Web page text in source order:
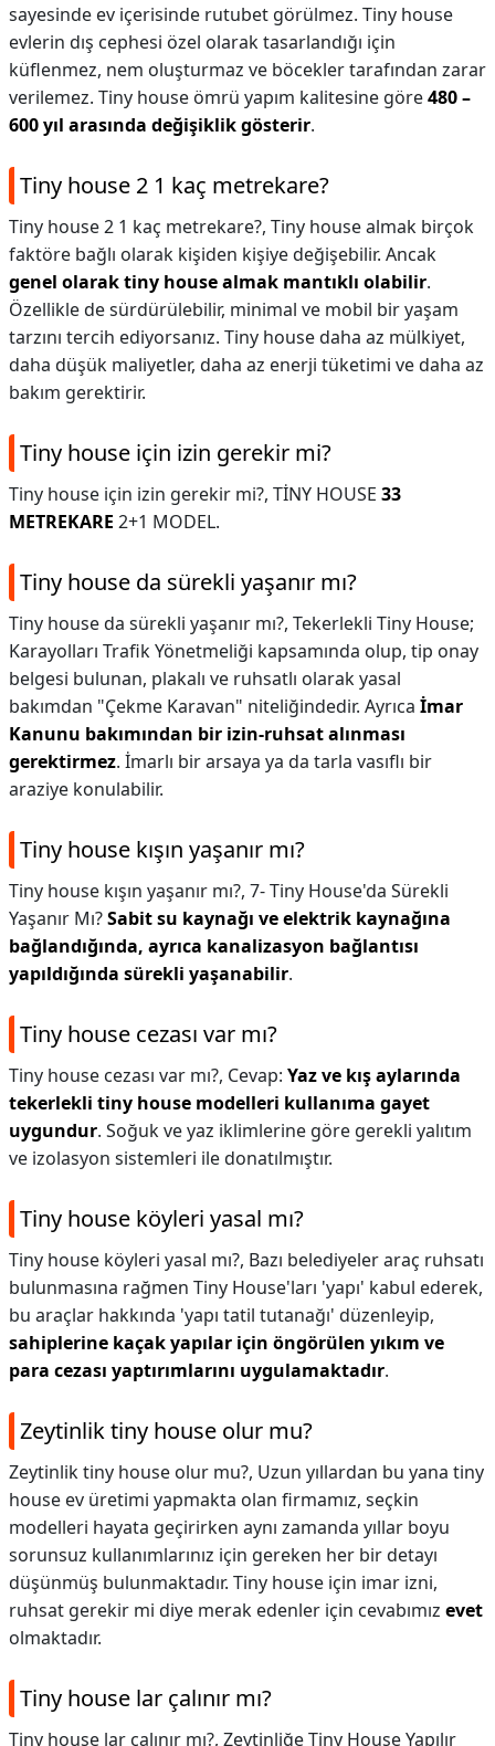
sayesinde ev içerisinde rutubet görülmez. Tiny house
evlerin dış cephesi özel olarak tasarlandığı için
küflenmez, nem oluşturmaz ve böcekler tarafından zarar
verilemez. Tiny house ömrü yapım kalitesine göre480 –
600 yıl arasında değişiklik gösterir.
Tiny house 2 1 kaç metrekare?
Tiny house 2 1 kaç metrekare?, Tiny house almak birçok
faktöre bağlı olarak kişiden kişiye değişebilir. Ancak
genel olarak tiny house almak mantıklı olabilir.
Özellikle de sürdürülebilir, minimal ve mobil bir yaşam
tarzını tercih ediyorsanız. Tiny house daha az mülkiyet,
daha düşük maliyetler, daha az enerji tüketimi ve daha az
bakım gerektirir.
Tiny house için izin gerekir mi?
Tiny house için izin gerekir mi?, TİNY HOUSE 33
METREKARE 2+1 MODEL.
Tiny house da sürekli yaşanır mı?
Tiny house da sürekli yaşanır mı?, Tekerlekli Tiny House;
Karayolları Trafik Yönetmeliği kapsamında olup, tip onay
belgesi bulunan, plakalı ve ruhsatlı olarak yasal
bakımdan "Çekme Karavan" niteliğindedir. Ayrıca İmar
Kanunu bakımından bir izin-ruhsat alınması
gerektirmez. İmarlı bir arsaya ya da tarla vasıflı bir
araziye konulabilir.
Tiny house kışın yaşanır mı?
Tiny house kışın yaşanır mı?, 7- Tiny House'da Sürekli
Yaşanır Mı?Sabit su kaynağı ve elektrik kaynağına
bağlandığında, ayrıca kanalizasyon bağlantısı
yapıldığında sürekli yaşanabilir.
Tiny house cezası var mı?
Tiny house cezası var mı?, Cevap: Yaz ve kış aylarında
tekerlekli tiny house modelleri kullanıma gayet
uygundur. Soğuk ve yaz iklimlerine göre gerekli yalıtım
ve izolasyon sistemleri ile donatılmıştır.
Tiny house köyleri yasal mı?
Tiny house köyleri yasal mı?, Bazı belediyeler araç ruhsatı
bulunmasına rağmen Tiny House'ları 'yapı' kabul ederek,
bu araçlar hakkında 'yapı tatil tutanağı' düzenleyip,
sahiplerine kaçak yapılar için öngörülen yıkım ve
para cezası yaptırımlarını uygulamaktadır.
Zeytinlik tiny house olur mu?
Zeytinlik tiny house olur mu?, Uzun yıllardan bu yana tiny
house ev üretimi yapmakta olan firmamız, seçkin
modelleri hayata geçirirken aynı zamanda yıllar boyu
sorunsuz kullanımlarınız için gereken her bir detayı
düşünmüş bulunmaktadır. Tiny house için imar izni,
ruhsat gerekir mi diye merak edenler için cevabımız evet
olmaktadır.
Tiny house lar çalınır mı?
Tiny house lar çalınır mı?, Zeytinliğe Tiny House Yapılır